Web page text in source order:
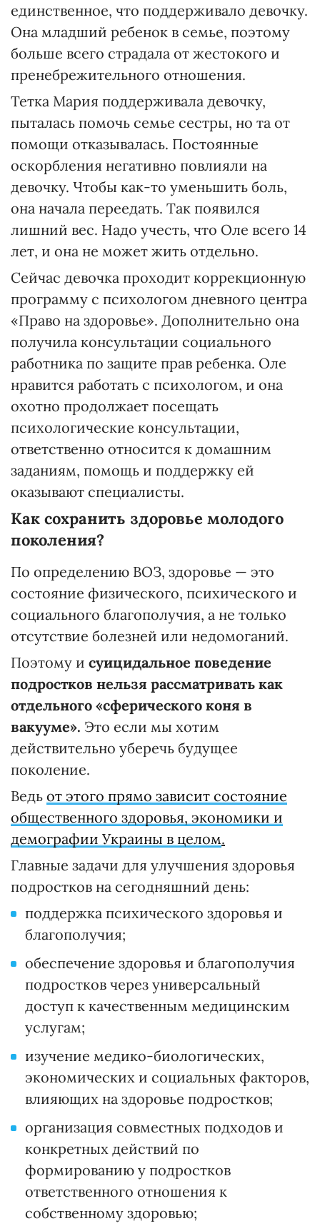
единственное, что поддерживало девочку.
Она младший ребенок в семье, поэтому
больше всего страдала от жестокого и
пренебрежительного отношения.
Тетка Мария поддерживала девочку,
пыталась помочь семье сестры, но та от
помощи отказывалась. Постоянные
оскорбления негативно повлияли на
девочку. Чтобы как-то уменьшить боль,
она начала переедать. Так появился
лишний вес. Надо учесть, что Оле всего 14
лет, и она не может жить отдельно.
Сейчас девочка проходит коррекционную
программу с психологом дневного центра
«Право на здоровье». Дополнительно она
получила консультации социального
работника по защите прав ребенка. Оле
нравится работать с психологом, и она
охотно продолжает посещать
психологические консультации,
ответственно относится к домашним
заданиям, помощь и поддержку ей
оказывают специалисты.
Как сохранить здоровье молодого
поколения?
По определению ВОЗ, здоровье — это
состояние физического, психического и
социального благополучия, а не только
отсутствие болезней или недомоганий.
Поэтому и суицидальное поведение
подростков нельзя рассматривать как
отдельного «сферического коня в
вакууме». Это если мы хотим
действительно уберечь будущее
поколение.
Ведь от этого прямо зависит состояние
общественного здоровья, экономики и
демографии Украины в целом.
Главные задачи для улучшения здоровья
подростков на сегодняшний день:
поддержка психического здоровья и
благополучия;
обеспечение здоровья и благополучия
подростков через универсальный
доступ к качественным медицинским
услугам;
изучение медико-биологических,
экономических и социальных факторов,
влияющих на здоровье подростков;
организация совместных подходов и
конкретных действий по
формированию у подростков
ответственного отношения к
собственному здоровью;